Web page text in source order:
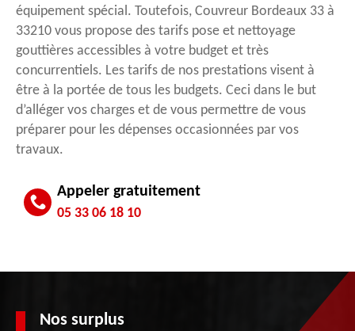
équipement spécial. Toutefois, Couvreur Bordeaux 33 à
33210 vous propose des tarifs pose et nettoyage
gouttières accessibles à votre budget et très
concurrentiels. Les tarifs de nos prestations visent à
être à la portée de tous les budgets. Ceci dans le but
d’alléger vos charges et de vous permettre de vous
préparer pour les dépenses occasionnées par vos
travaux.
Appeler gratuitement
05 33 06 18 10
Nos surplus